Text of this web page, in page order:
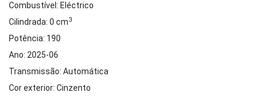
Combustível: Eléctrico
Cilindrada: 0 cm3
Potência: 190
Ano: 2025-06
Transmissão: Automática
Cor exterior: Cinzento